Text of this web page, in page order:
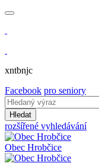
xntbnjc
Facebook pro seniory
Hledat
rozšířené vyhledávání
Obec Hrobčice